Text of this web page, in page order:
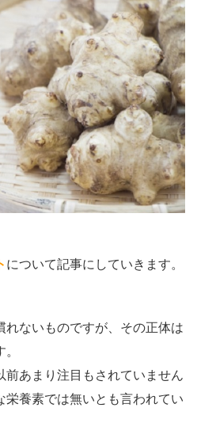
について記事にしていきます。
れないものですが、その正体は
前あまり注目もされていません
栄養素では無いとも言われてい